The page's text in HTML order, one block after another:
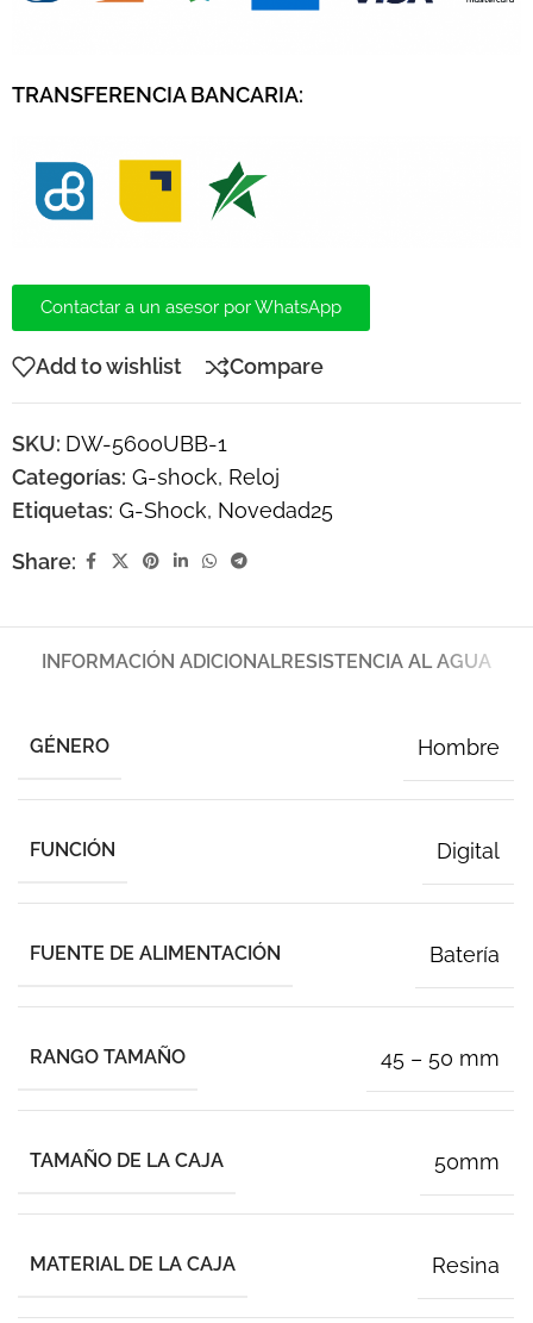
TRANSFERENCIA BANCARIA:
Contactar a un asesor por WhatsApp
Add to wishlist Compare
SKU: DW-5600UBB-1
Categorías: G-shock, Reloj
Etiquetas: G-Shock, Novedad25
Share:
INFORMACIÓN ADICIONALRESISTENCIA AL AGUA
GÉNERO Hombre
FUNCIÓN Digital
FUENTE DE ALIMENTACIÓN Batería
RANGO TAMAÑO 45 – 50 mm
TAMAÑO DE LA CAJA 50mm
MATERIAL DE LA CAJA Resina